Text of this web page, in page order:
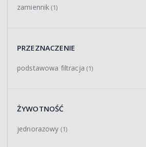
zamiennik (1)
PRZEZNACZENIE
podstawowa filtracja (1)
ŻYWOTNOŚĆ
jednorazowy (1)